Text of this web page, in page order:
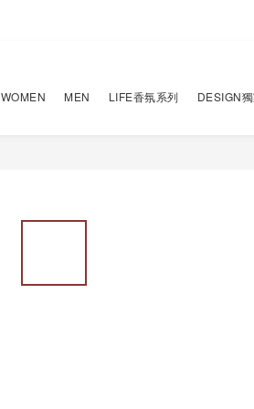
WOMEN MEN LIFE香氛系列 DESIGN